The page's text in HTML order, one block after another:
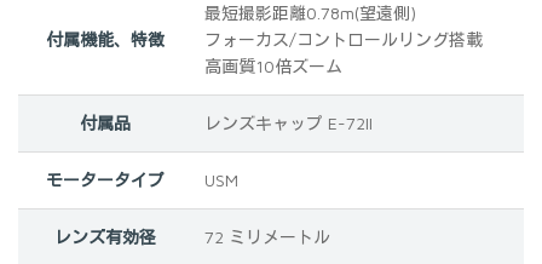
付属機能、特徴
最短撮影距離0.78m(望遠側)
フォーカス/コントロールリング搭載
高画質10倍ズーム
付属品 ‎レンズキャップ E-72II
モータータイプ ‎‎USM
レンズ有効径 ‎‎‎72 ミリメートル